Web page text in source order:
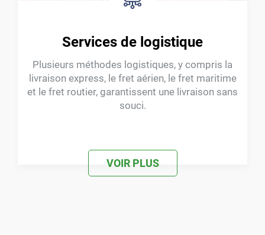
Services de logistique
Plusieurs méthodes logistiques, y compris la
livraison express, le fret aérien, le fret maritime
et le fret routier, garantissent une livraison sans
souci.
VOIR PLUS